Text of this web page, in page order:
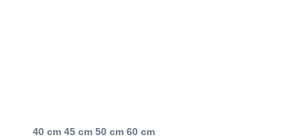
40 cm 45 cm 50 cm 60 cm